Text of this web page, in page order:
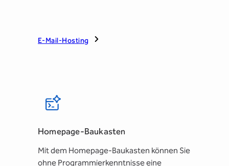
E-Mail-Hosting
Homepage-Baukasten
Mit dem Homepage-Baukasten können Sie
ohne Programmierkenntnisse eine